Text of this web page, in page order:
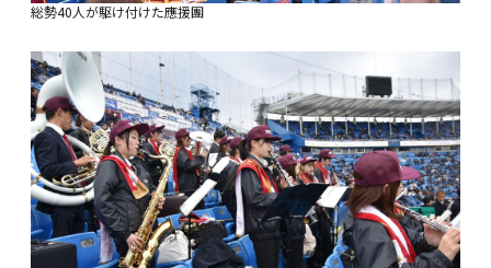
総勢40人が駆け付けた應援團